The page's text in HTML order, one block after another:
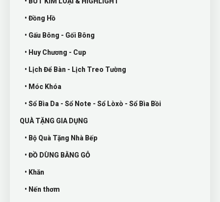
• Đồng Hồ
• Gấu Bông - Gối Bông
• Huy Chương - Cup
• Lịch Để Bàn - Lịch Treo Tường
• Móc Khóa
• Sổ Bìa Da - Sổ Note - Sổ Lòxò - Sổ Bìa Bồi
QUÀ TẶNG GIA DỤNG
• Bộ Quà Tặng Nhà Bếp
• ĐỒ DÙNG BẰNG GỖ
• Khăn
• Nến thơm